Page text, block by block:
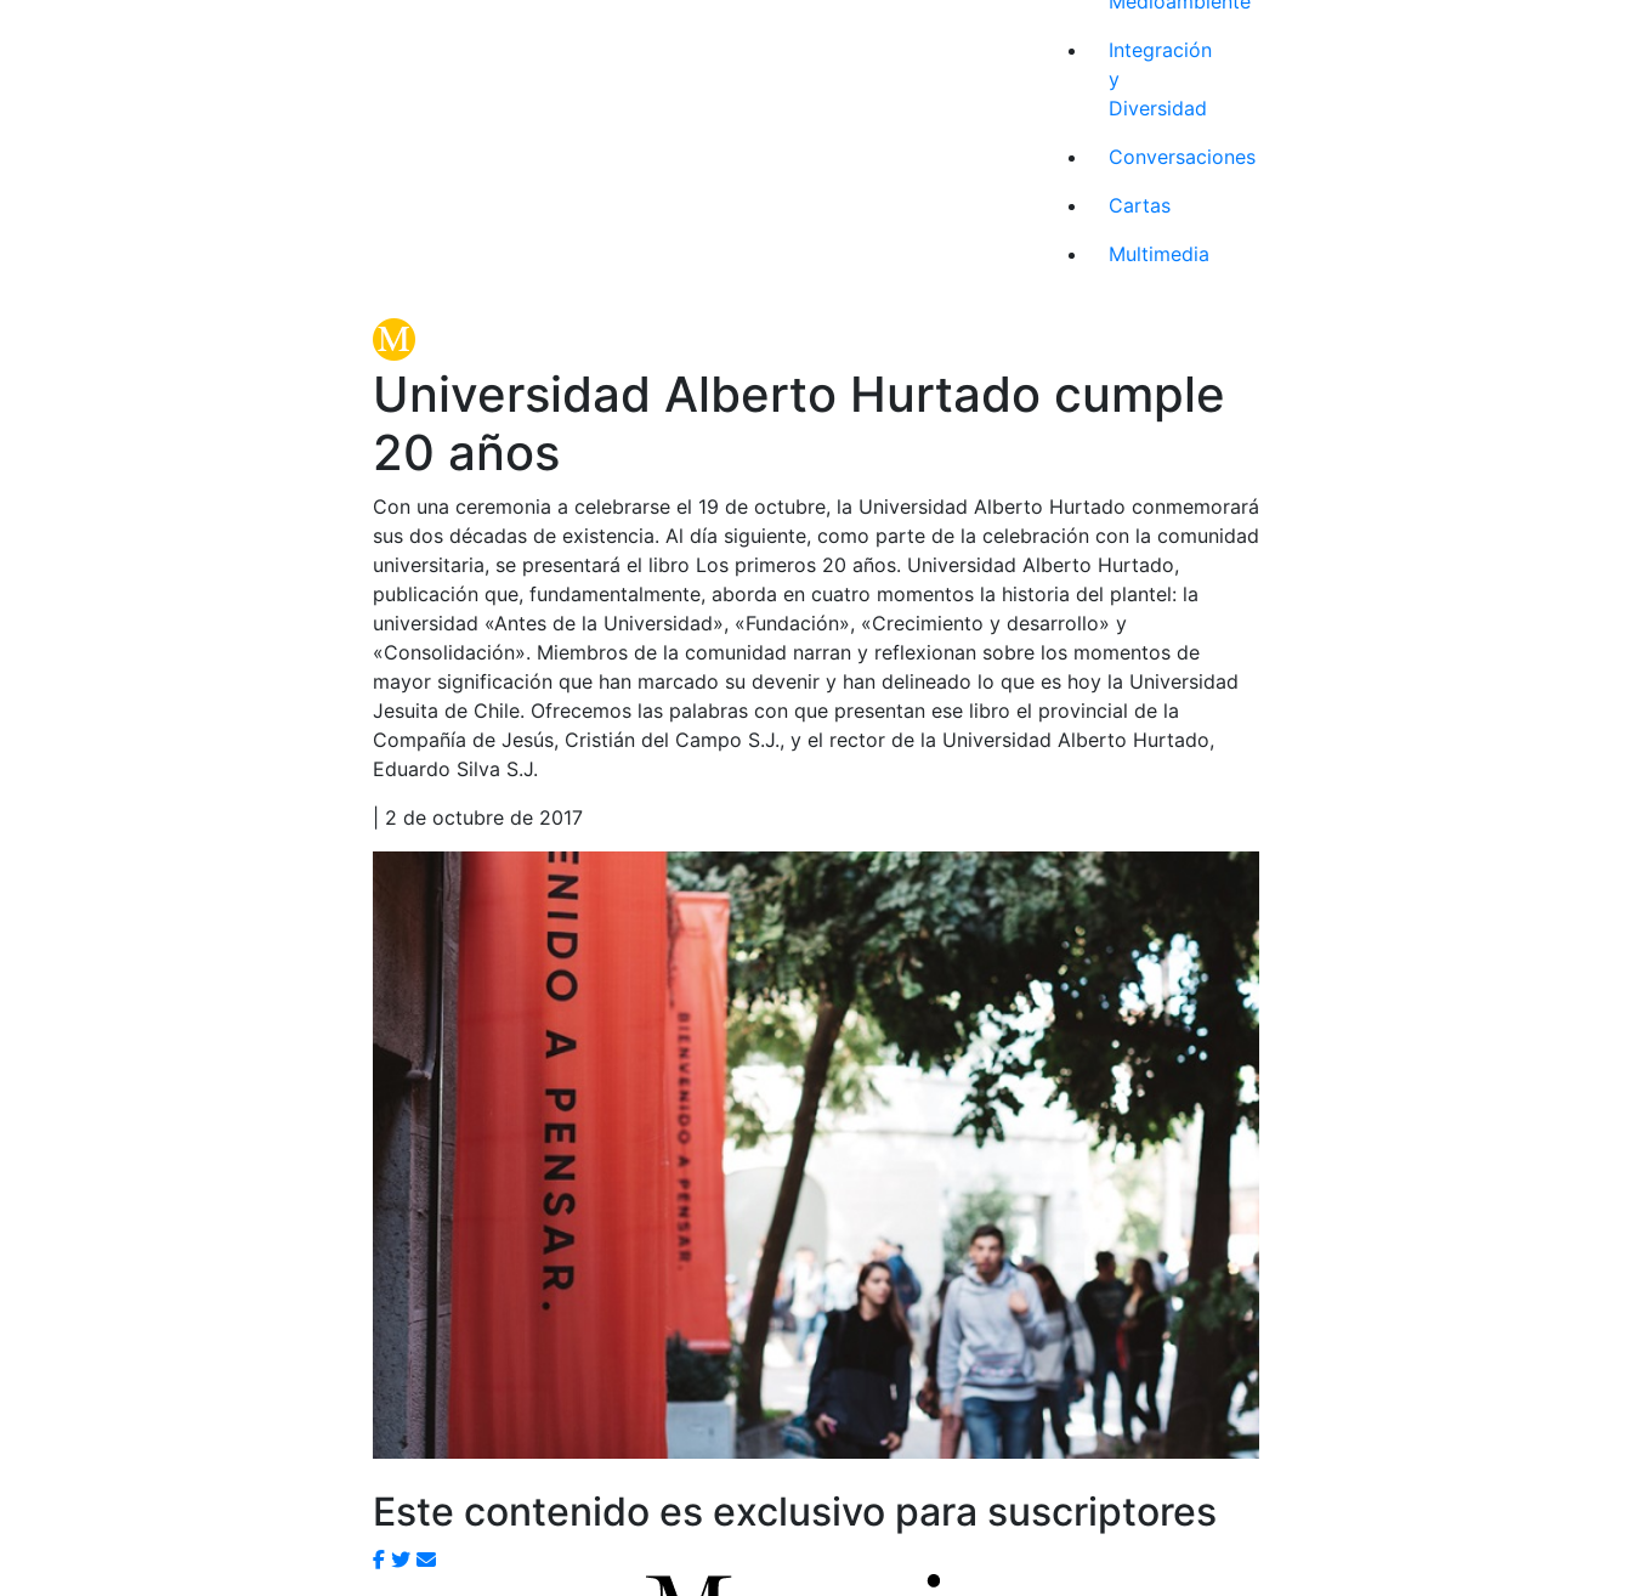
Integración
y
Diversidad
Conversaciones
Cartas
Multimedia
Universidad Alberto Hurtado cumple
20 años
Con una ceremonia a celebrarse el 19 de octubre, la Universidad Alberto Hurtado conmemorará
sus dos décadas de existencia. Al día siguiente, como parte de la celebración con la comunidad
universitaria, se presentará el libro Los primeros 20 años. Universidad Alberto Hurtado,
publicación que, fundamentalmente, aborda en cuatro momentos la historia del plantel: la
universidad «Antes de la Universidad», «Fundación», «Crecimiento y desarrollo» y
«Consolidación». Miembros de la comunidad narran y reflexionan sobre los momentos de
mayor significación que han marcado su devenir y han delineado lo que es hoy la Universidad
Jesuita de Chile. Ofrecemos las palabras con que presentan ese libro el provincial de la
Compañía de Jesús, Cristián del Campo S.J., y el rector de la Universidad Alberto Hurtado,
Eduardo Silva S.J.
| 2 de octubre de 2017
Este contenido es exclusivo para suscriptores